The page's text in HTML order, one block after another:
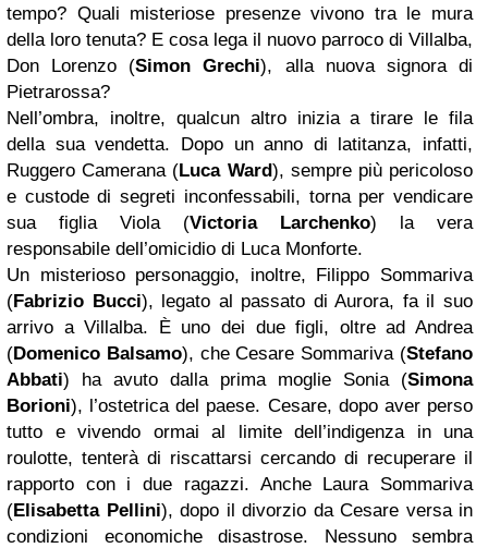
tempo? Quali misteriose presenze vivono tra le mura
della loro tenuta? E cosa lega il nuovo parroco di Villalba,
Don Lorenzo (Simon Grechi), alla nuova signora di
Pietrarossa?
Nell’ombra, inoltre, qualcun altro inizia a tirare le fila
della sua vendetta. Dopo un anno di latitanza, infatti,
Ruggero Camerana (Luca Ward), sempre più pericoloso
e custode di segreti inconfessabili, torna per vendicare
sua figlia Viola (Victoria Larchenko) la vera
responsabile dell’omicidio di Luca Monforte.
Un misterioso personaggio, inoltre, Filippo Sommariva
(Fabrizio Bucci), legato al passato di Aurora, fa il suo
arrivo a Villalba. È uno dei due figli, oltre ad Andrea
(Domenico Balsamo), che Cesare Sommariva (Stefano
Abbati) ha avuto dalla prima moglie Sonia (Simona
Borioni), l’ostetrica del paese. Cesare, dopo aver perso
tutto e vivendo ormai al limite dell’indigenza in una
roulotte, tenterà di riscattarsi cercando di recuperare il
rapporto con i due ragazzi. Anche Laura Sommariva
(Elisabetta Pellini), dopo il divorzio da Cesare versa in
condizioni economiche disastrose. Nessuno sembra